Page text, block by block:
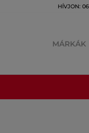
HÍVJON: 06
MÁRKÁK